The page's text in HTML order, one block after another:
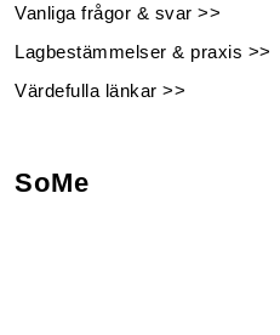
Vanliga frågor & svar >>
Lagbestämmelser & praxis >>
Värdefulla länkar >>
SoMe